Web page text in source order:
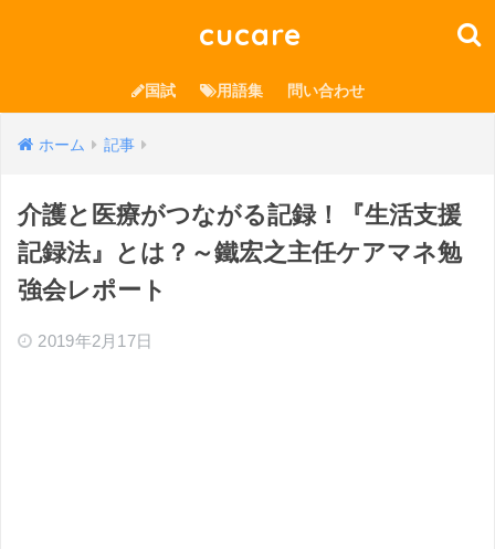
cucare
国試 用語集 問い合わせ
ホーム 記事
介護と医療がつながる記録！『生活支援
記録法』とは？～鐵宏之主任ケアマネ勉
強会レポート
2019年2月17日